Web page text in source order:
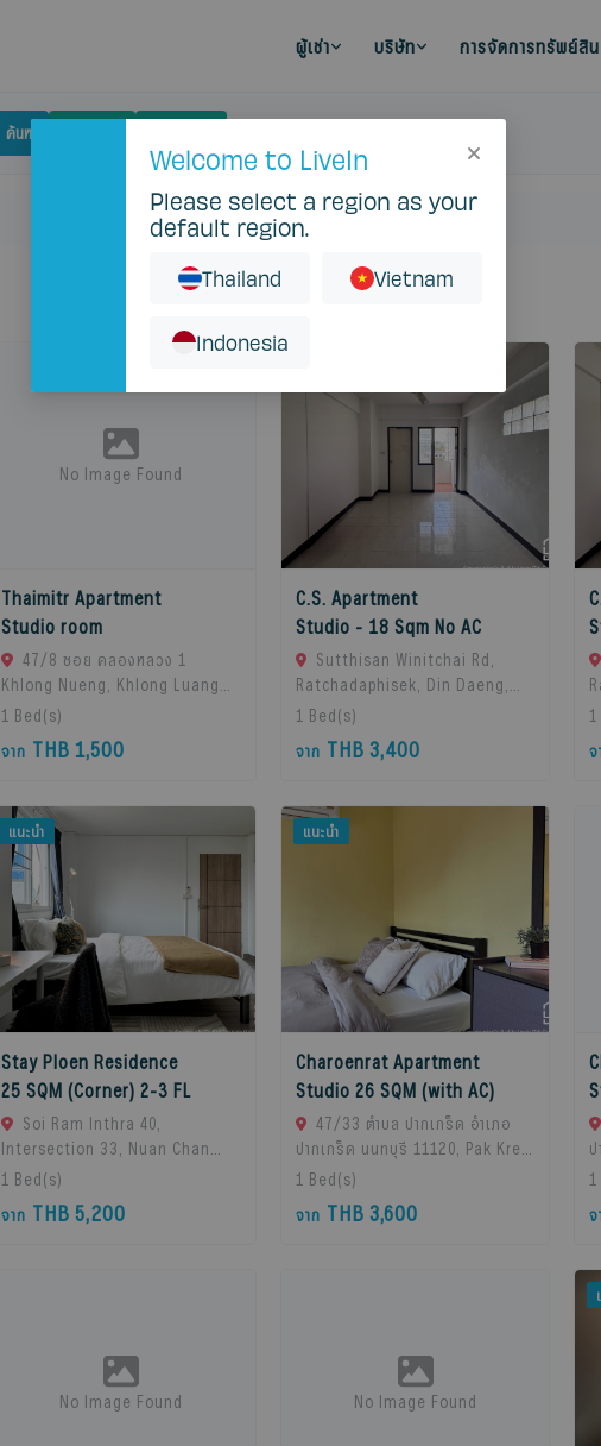
ผู้เช่า บริษัท การจัดการทรัพย์สิน
ค้นหา
No Image Found
Thaimitr Apartment
Studio room
47/8 ซอย คลองหลวง 1
Khlong Nueng, Khlong Luang
District, Pathum Thani 12120,
Thani, Thailand
1 Bed(s)
จาก THB 1,500
C.S. Apartment
Studio - 18 Sqm No AC
Sutthisan Winitchai Rd,
Ratchadaphisek, Din Daeng,
Bangkok 10400, Huai Khwang,
1 Bed(s)
จาก THB 3,400
1
แนะนำ
Stay Ploen Residence
25 SQM (Corner) 2-3 FL
Soi Ram Inthra 40,
Intersection 33, Nuan Chan
Subdistrict, Bueng Kum
Thailand., Bangkok, 10230
1 Bed(s)
จาก THB 5,200
แนะนำ
Charoenrat Apartment
Studio 26 SQM (with AC)
47/33 ตำบล ปากเกร็ด อำเภอ
ปากเกร็ด นนทบุรี 11120, Pak Kret,
11120 Bangkok, Thailand
1 Bed(s)
จาก THB 3,600
1
No Image Found No Image Found
Welcome to LiveIn
Please select a region as your
default region.
Thailand Vietnam
Indonesia